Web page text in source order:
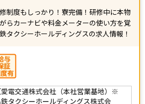
制度もしっかり！寮完備！研修中に本物
らカーナビや料金メーターの使い方を覚
タクシーホールディングスの求人情報！
愛電交通株式会社（本社営業基地）※
タクシーホールディングス株式会